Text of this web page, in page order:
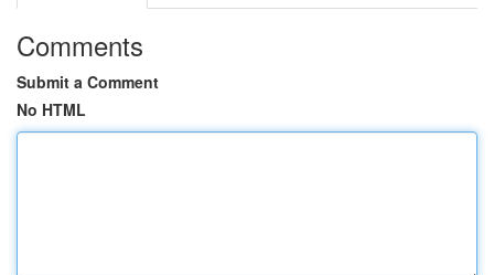
Comments
Submit a Comment
No HTML